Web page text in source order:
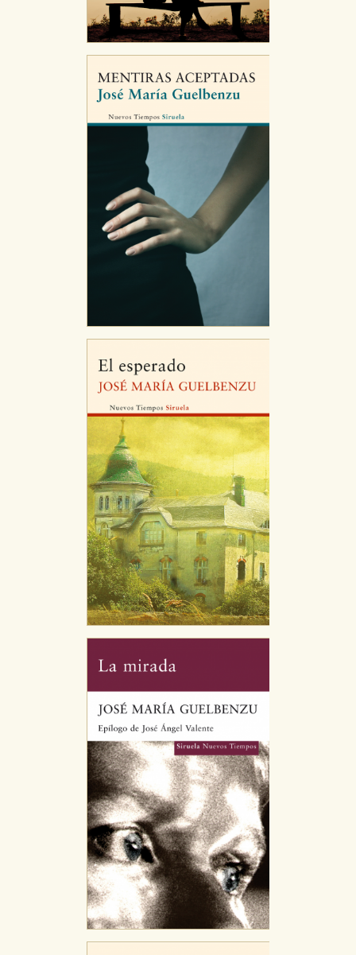
CONFIGURACIÓN DE COOKIES
Cookies necesarias
Estas cookies son necesarias para que nuestro sitio
web funcione y no es posible deshabilitarlas desde
nuestro sistema. Es posible hacerlo desde el
navegador, pero en ese caso es posible que algunas
áreas de nuestra web dejen de funcionar
correctamente.
Cookies de rendimiento y analíticas
Estas cookies se utilizan para mejorar su experiencia
de navegación y optimizar el funcionamiento de
nuestro sitio web. Almacenan configuraciones de
servicios para que no tenga que reconfigurarlos cada
vez que nos visita. La información es agregada y, por lo
Cookies de publicidad y redes sociales
publicitarios y se utilizan para mostrar publicidad
relevante para sus intereses en otros sitios. No
almacenan directamente información personal sino
que se basan en la identificación única de su
navegador y dispositivo de internet.
GUARDAR CONFIGURACIÓN
Puede consultar nuestrapolítica de cookies